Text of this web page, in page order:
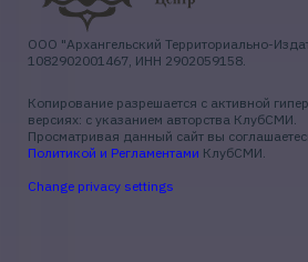
ООО "Архангельский Территориально-
1082902001467, ИНН 2902059158.
Копирование разрешается с активной
версиях: с указанием авторства КлубСМИ.
Просматривая данный сайт вы
Политикой и Регламентами КлубСМИ.
Change privacy settings